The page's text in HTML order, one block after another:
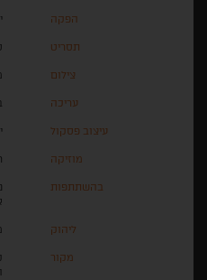
הפקה
תסריט
צילום
עריכה
עיצוב פסקול
מוזיקה
בהשתתפות
ליהוק
מקור